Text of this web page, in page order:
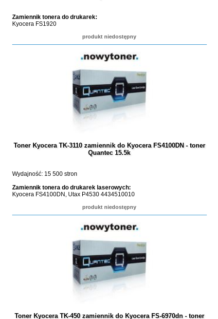
Zamiennik tonera do drukarek:
Kyocera FS1920
produkt niedostępny
Toner Kyocera TK-3110 zamiennik do Kyocera FS4100DN - toner
Quantec 15.5k
Wydajność: 15 500 stron
Zamiennik tonera do drukarek laserowych:
Kyocera FS4100DN, Utax P4530 4434510010
produkt niedostępny
Toner Kyocera TK-450 zamiennik do Kyocera FS-6970dn - toner